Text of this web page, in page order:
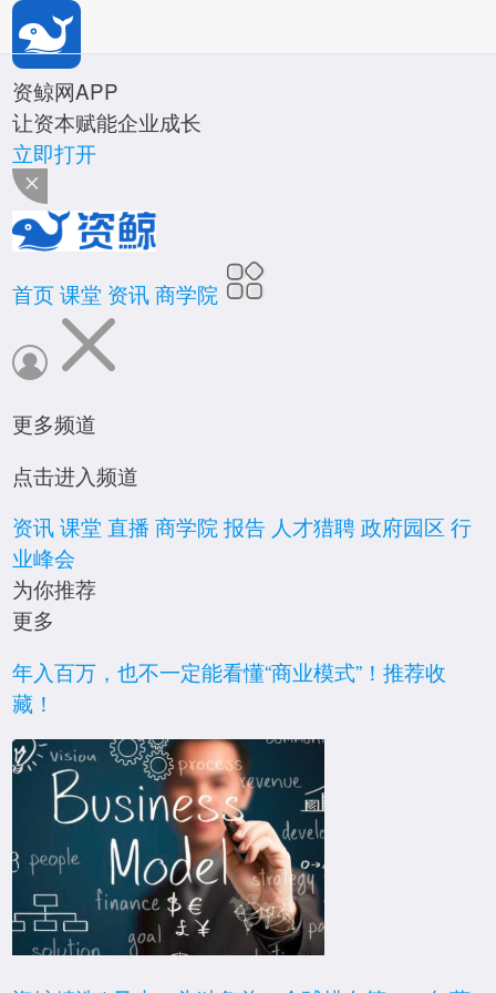
资鲸网APP
让资本赋能企业成长
立即打开
首页课堂 资讯商学院
更多频道
点击进入频道
资讯课堂 直播 商学院报告 人才猎聘政府园区 行
业峰会
为你推荐
更多
年入百万，也不一定能看懂“商业模式”！推荐收
藏！
资鲸网
活动
报告
直播
公司名称
姓名
职位
手机号码
验证码
确定
投资分析师
致力于培养并认证新时期股权投资菁英人才